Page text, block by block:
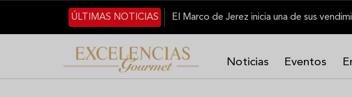
Pasar al contenido principal
ÚLTIMAS NOTICIAS
Noticias Eventos